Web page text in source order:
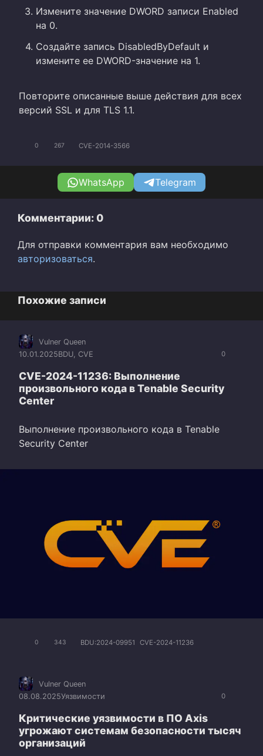
Измените значение DWORD записи Enabled
на 0.
Создайте запись DisabledByDefault и
измените ее DWORD-значение на 1.
Повторите описанные выше действия для всех
версий SSL и для TLS 1.1.
0 267 CVE-2014-3566
WhatsApp Telegram
Комментарии: 0
Для отправки комментария вам необходимо
авторизоваться.
Похожие записи
0
Vulner Queen
10.01.2025BDU, CVE
CVE-2024-11236: Выполнение
произвольного кода в Tenable Security
Center
Выполнение произвольного кода в Tenable
Security Center
0 343 BDU:2024-09951 CVE-2024-11236
0
Vulner Queen
08.08.2025Уязвимости
Критические уязвимости в ПО Axis
угрожают системам безопасности тысяч
организаций